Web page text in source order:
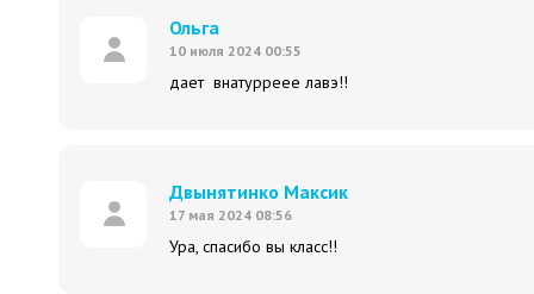
Ольга
10 июля 2024 00:55
дает внатурреее лавэ!!
Двынятинко Максик
17 мая 2024 08:56
Ура, спасибо вы класс!!